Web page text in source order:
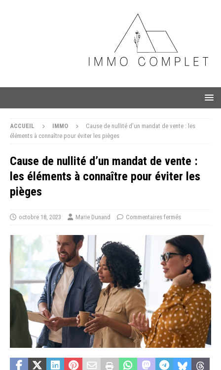
ACCUEIL IMMO
Cause de nullité d’un mandat de vente : les
éléments à connaître pour éviter les pièges
Cause de nullité d’un mandat de vente :
les éléments à connaître pour éviter les
pièges
octobre 18, 2023 Marie Dunand Commentaires fermés